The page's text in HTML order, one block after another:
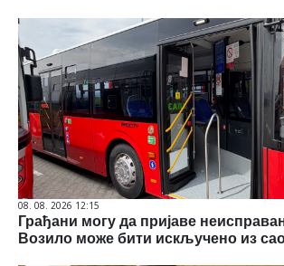
08. 08. 2026 12:15
Грађани могу да пријаве
Возило може бити искључено из